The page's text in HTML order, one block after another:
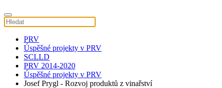
PRV
Úspěšné projekty v PRV
SCLLD
PRV 2014-2020
Úspěšné projekty v PRV
Josef Prygl - Rozvoj produktů z vinařství